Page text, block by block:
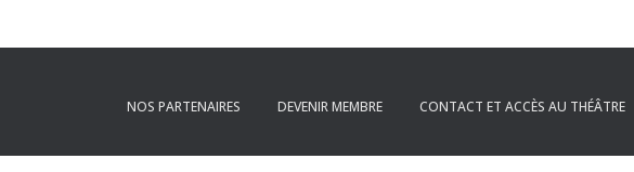
NOS PARTENAIRES DEVENIR MEMBRE CONTACT ET ACCÈS AU THÉÂTRE